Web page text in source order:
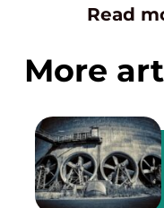
Read
More